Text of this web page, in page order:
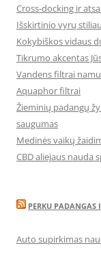
Cross-docking ir
Išskirtinio vyrų
Kokybiškos vidaus
Tikrumo akcentas
Vandens filtrai
Aquaphor filtrai
Žieminių padangų
saugumas
Medinės vaikų
CBD aliejaus nauda
PERKU PADANGAS
Auto supirkimas